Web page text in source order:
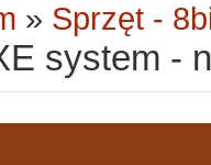
» Sprzęt -
system -